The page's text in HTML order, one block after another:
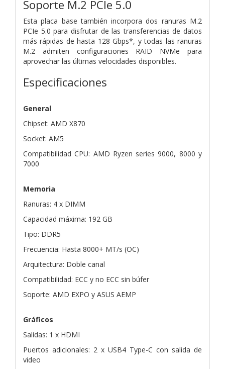
Soporte M.2 PCIe 5.0
Esta placa base también incorpora dos ranuras M.2
PCIe 5.0 para disfrutar de las transferencias de datos
más rápidas de hasta 128 Gbps*, y todas las ranuras
M.2 admiten configuraciones RAID NVMe para
aprovechar las últimas velocidades disponibles.
Especificaciones
General
Chipset: AMD X870
Socket: AM5
Compatibilidad CPU: AMD Ryzen series 9000, 8000 y
7000
Memoria
Ranuras: 4 x DIMM
Capacidad máxima: 192 GB
Tipo: DDR5
Frecuencia: Hasta 8000+ MT/s (OC)
Arquitectura: Doble canal
Compatibilidad: ECC y no ECC sin búfer
Soporte: AMD EXPO y ASUS AEMP
Gráficos
Salidas: 1 x HDMI
Puertos adicionales: 2 x USB4 Type-C con salida de
video